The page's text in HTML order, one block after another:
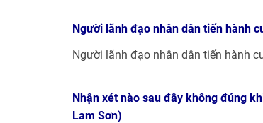
Người lãnh đạo nhân dân tiến hành
Người lãnh đạo nhân dân tiến hành
Nhận xét nào sau đây không đúng
Lam Sơn)